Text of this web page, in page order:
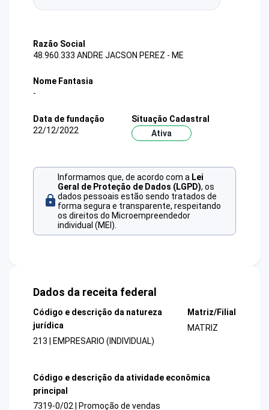
Razão Social
48.960.333 ANDRE JACSON PEREZ - ME
Nome Fantasia
-
Data de fundação
22/12/2022
Situação Cadastral
Ativa
Informamos que, de acordo com a Lei
Geral de Proteção de Dados (LGPD), os
dados pessoais estão sendo tratados de
forma segura e transparente, respeitando
os direitos do Microempreendedor
individual (MEI).
Dados da receita federal
Código e descrição da natureza
jurídica
213 | EMPRESARIO (INDIVIDUAL)
Matriz/Filial
MATRIZ
Código e descrição da atividade econômica
principal
7319-0/02 | Promoção de vendas